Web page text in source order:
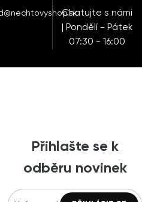
Chatujte s námi
| Pondělí - Pátek
07:30 - 16:00
Přihlašte se k
odběru novinek